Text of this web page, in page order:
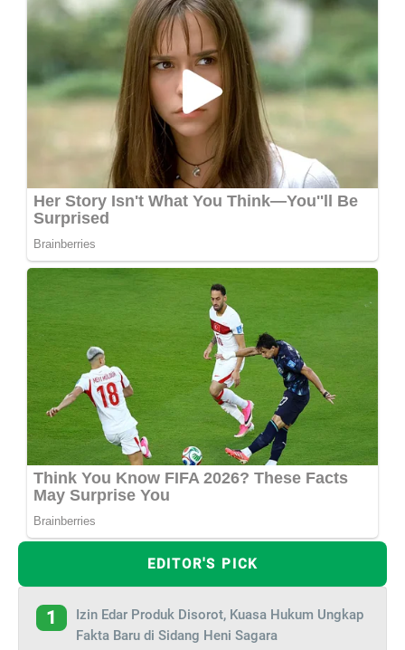
EDITOR'S PICK
1
Izin Edar Produk Disorot, Kuasa Hukum Ungkap
Fakta Baru di Sidang Heni Sagara